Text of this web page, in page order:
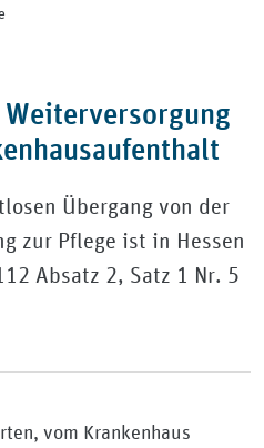
Übergang von der
zur Pflege ist in Hessen
Absatz 2, Satz 1 Nr. 5
vom Krankenhaus